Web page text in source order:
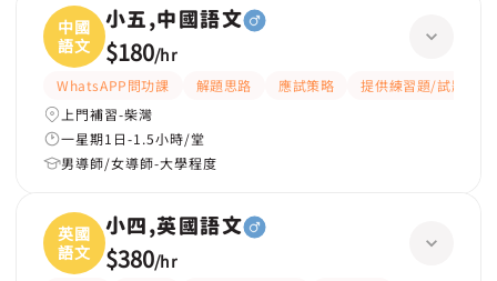
中國
語文
小五,中國語文
$180/hr
WhatsAPP問功課 解題思路 應試策略 提供練習題/試題
上門補習-柴灣
一星期1日-1.5小時/堂
男導師/女導師-大學程度
英國
語文
小四,英國語文
$380/hr